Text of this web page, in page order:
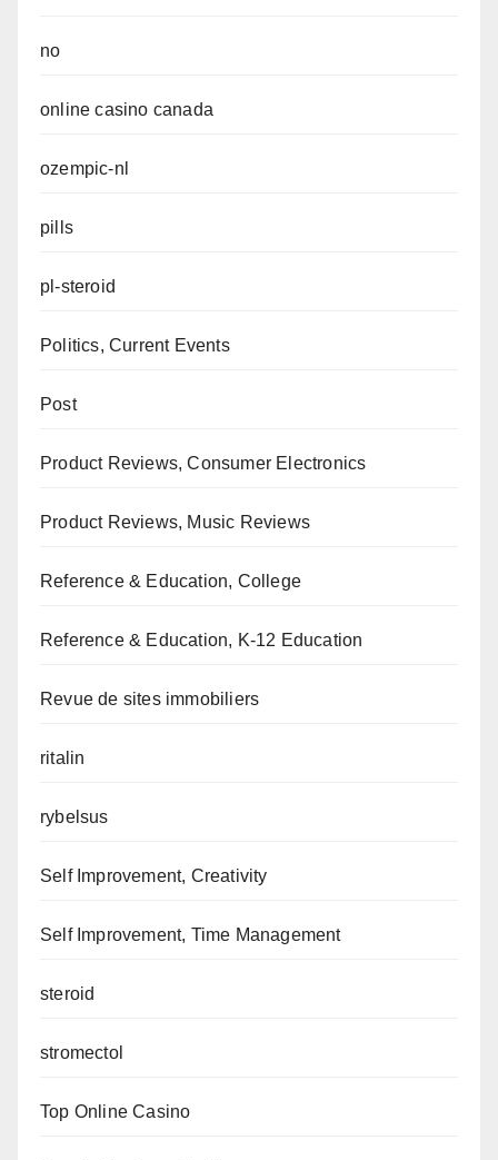
no
online casino canada
ozempic-nl
pills
pl-steroid
Politics, Current Events
Post
Product Reviews, Consumer Electronics
Product Reviews, Music Reviews
Reference & Education, College
Reference & Education, K-12 Education
Revue de sites immobiliers
ritalin
rybelsus
Self Improvement, Creativity
Self Improvement, Time Management
steroid
stromectol
Top Online Casino